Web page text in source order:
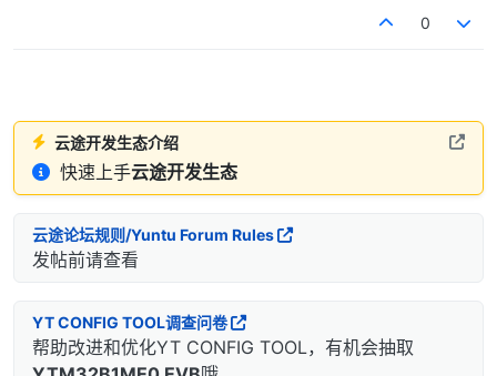
0
云途开发生态介绍
快速上手云途开发生态
云途论坛规则/Yuntu Forum Rules
发帖前请查看
YT CONFIG TOOL调查问卷
帮助改进和优化YT CONFIG TOOL，有机会抽取